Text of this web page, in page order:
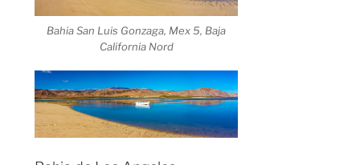
Bahia San Luis Gonzaga, Mex 5, Baja
California Nord